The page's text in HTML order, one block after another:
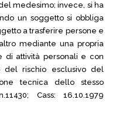
medesimo; invece, si ha
un soggetto si obbliga
a trasferire persone e
mediante una propria
di attività personali e con
del rischio esclusivo del
tecnica dello stesso
Cass: 16.10.1979